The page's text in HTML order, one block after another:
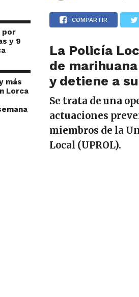
por
y 9
más
Lorca
COMPARTIR
La Policía
de
y detiene a
Se trata de una
actuaciones
miembros de la
Local (UPROL).